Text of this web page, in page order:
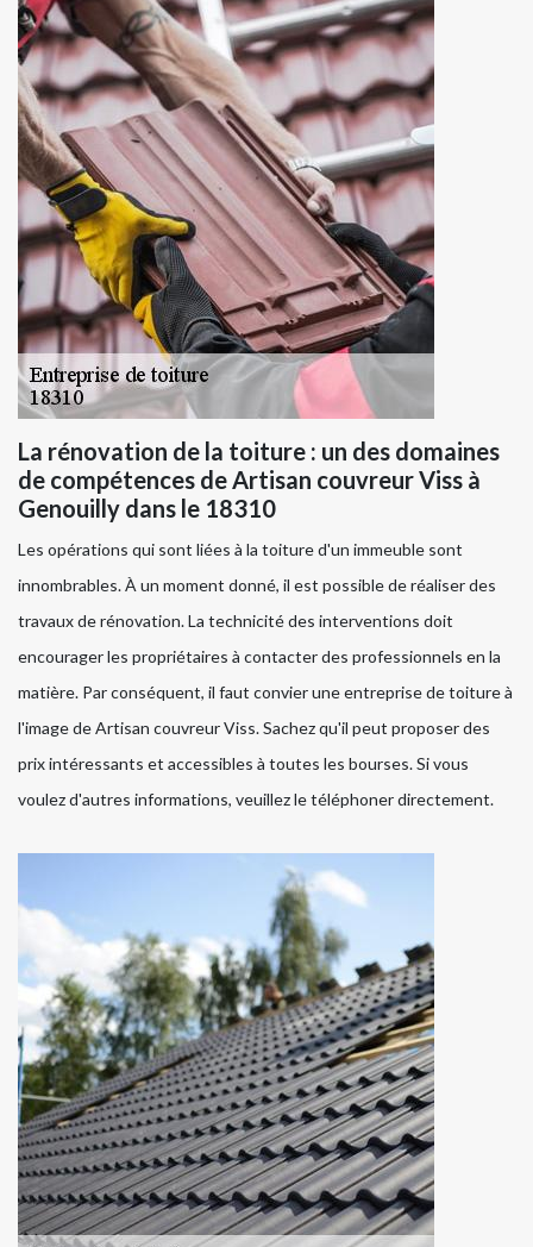
La rénovation de la toiture : un des domaines
de compétences de Artisan couvreur Viss à
Genouilly dans le 18310
Les opérations qui sont liées à la toiture d'un immeuble sont
innombrables. À un moment donné, il est possible de réaliser des
travaux de rénovation. La technicité des interventions doit
encourager les propriétaires à contacter des professionnels en la
matière. Par conséquent, il faut convier une entreprise de toiture à
l'image de Artisan couvreur Viss. Sachez qu'il peut proposer des
prix intéressants et accessibles à toutes les bourses. Si vous
voulez d'autres informations, veuillez le téléphoner directement.